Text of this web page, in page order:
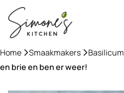
naar
inhoud
Home »Smaakmakers »Basilicum
en brie en ben er weer!